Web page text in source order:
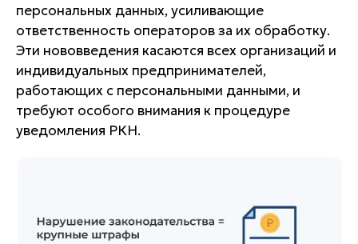
персональных данных, усиливающие
ответственность операторов за их обработку.
Эти нововведения касаются всех организаций и
индивидуальных предпринимателей,
работающих с персональными данными, и
требуют особого внимания к процедуре
уведомления РКН.